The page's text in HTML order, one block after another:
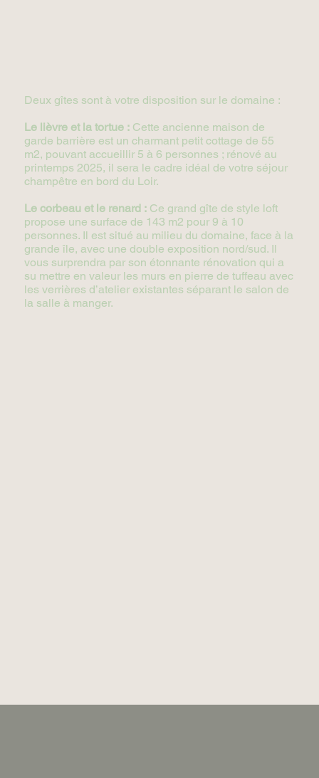
Deux gîtes sont à votre disposition sur le domaine :
Le lièvre et la tortue : Cette ancienne maison de
garde barrière est un charmant petit cottage de 55
m2, pouvant accueillir 5 à 6 personnes ; rénové au
printemps 2025, il sera le cadre idéal de votre séjour
champêtre en bord du Loir.
Le corbeau et le renard : Ce grand gîte de style loft
propose une surface de 143 m2 pour 9 à 10
personnes. Il est situé au milieu du domaine, face à la
grande île, avec une double exposition nord/sud. Il
vous surprendra par son étonnante rénovation qui a
su mettre en valeur les murs en pierre de tuffeau avec
les verrières d’atelier existantes séparant le salon de
la salle à manger.